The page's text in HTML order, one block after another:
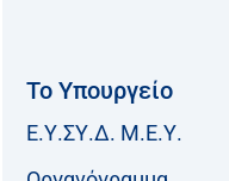
Το Υπουργείο
Ε.Υ.ΣΥ.Δ. Μ.Ε.Υ.